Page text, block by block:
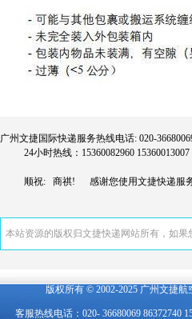
广州文捷国际快递服务热线电话: 020-
24小时热线：15360082960 15360013007
顺祝: 商祺! 感谢您使用文捷快递服务
本站资源的版权归文捷快递网站所有，如果
版权所有 © 2002-2025 广州文捷
客服热线电话：020- 36680069 86372740